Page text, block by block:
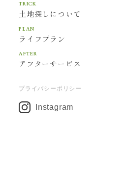
く禁じます。
の文書（商品画像情報等含
、特別の記載がない限り、
イト制作会社に帰属しま
ご利用いただく際には、非
内部の使用に限り、これら
ができます。
TRICK
土地探しについて
PLAN
ライフプラン
AFTER
アフターサービス
プライバシーポリシー
Instagram